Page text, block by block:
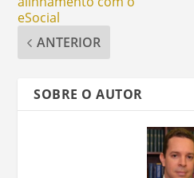
eSocial
ANTERIOR
SOBRE O AUTOR